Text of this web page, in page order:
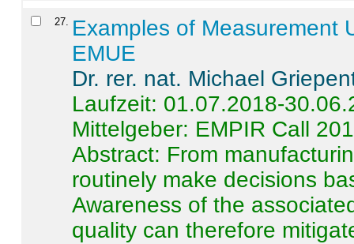
27. Examples of Measurement
EMUE
Dr. rer. nat. Michael
Laufzeit: 01.07.2018-
Mittelgeber: EMPIR Call
Abstract: From
routinely make decisions
Awareness of the
quality can therefore